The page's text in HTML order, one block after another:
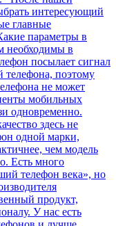
интересующий
главные
параметры в
необходимы в
посылает сигнал
телефона, поэтому
не может
мобильных
одновременно.
здесь не
одной марки,
чем модель
Есть много
телефон века», но
продукт,
У нас есть